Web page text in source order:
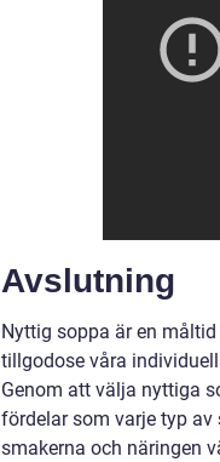
Avslutning
Nyttig soppa är en
tillgodose våra
Genom att välja nyttiga
fördelar som varje typ
smakerna och näringen